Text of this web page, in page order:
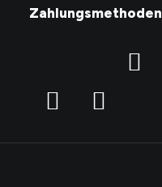
Zahlungsmethoden